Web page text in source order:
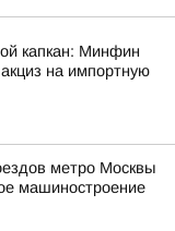
капкан: Минфин
на импортную
метро Москвы
машиностроение